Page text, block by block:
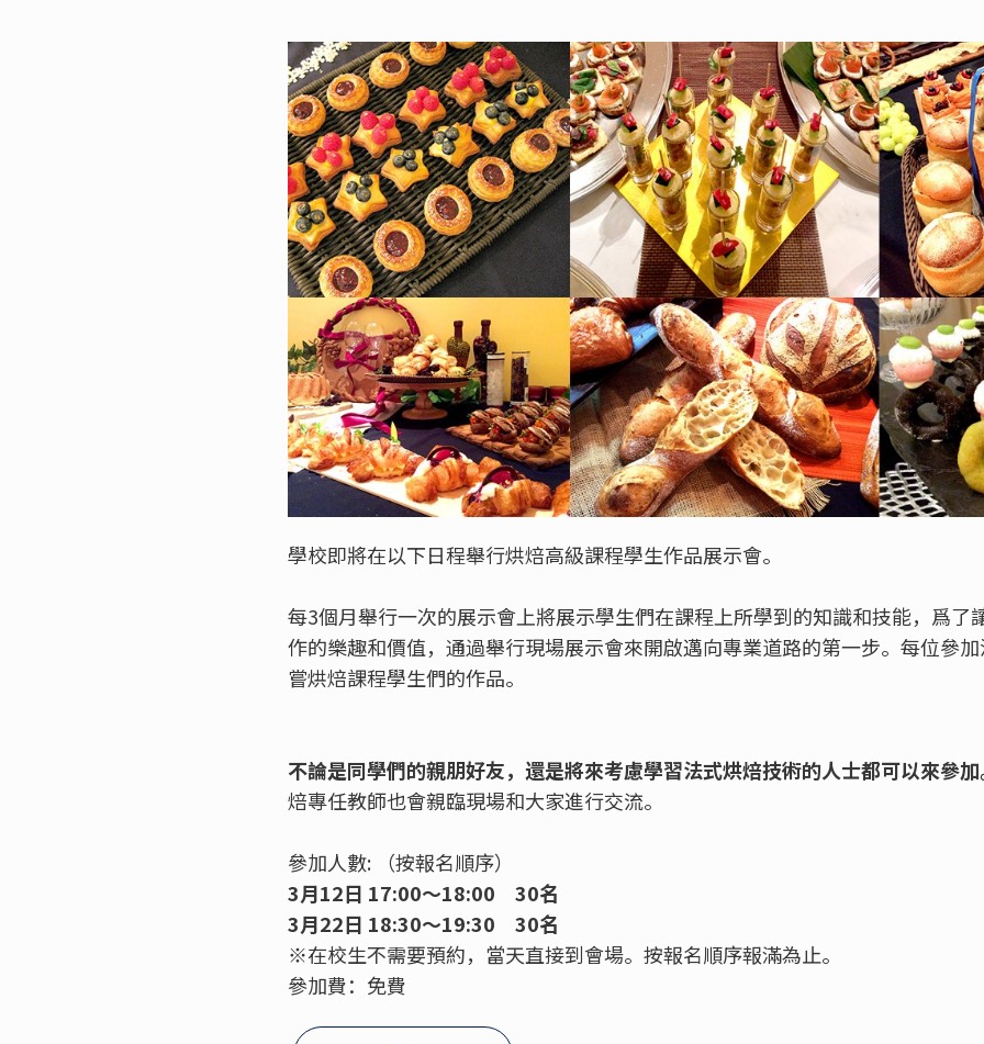
學校即將在以下日程舉行烘焙高級課程學生作品展示會。
每3個月舉行一次的展示會上將展示學生們在課程上所學到的知識和技能，爲了
作的樂趣和價值，通過舉行現場展示會來開啟邁向專業道路的第一步。每位參
嘗烘焙課程學生們的作品。
不論是同學們的親朋好友，還是將來考慮學習法式烘焙技術的人士都可以來參加
焙專任教師也會親臨現場和大家進行交流。
參加人數: （按報名順序）
3月12日 17:00～18:00 30名
3月22日 18:30～19:30 30名
※在校生不需要預約，當天直接到會場。按報名順序報滿為止。
參加費：免費